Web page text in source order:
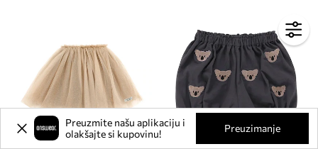
Preuzmite našu aplikaciju i
olakšajte si kupovinu!
Preuzimanje